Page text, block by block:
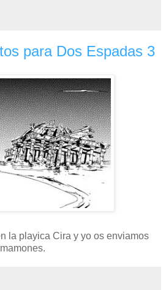
para Dos Espadas 3
la playica Cira y yo os enviamos